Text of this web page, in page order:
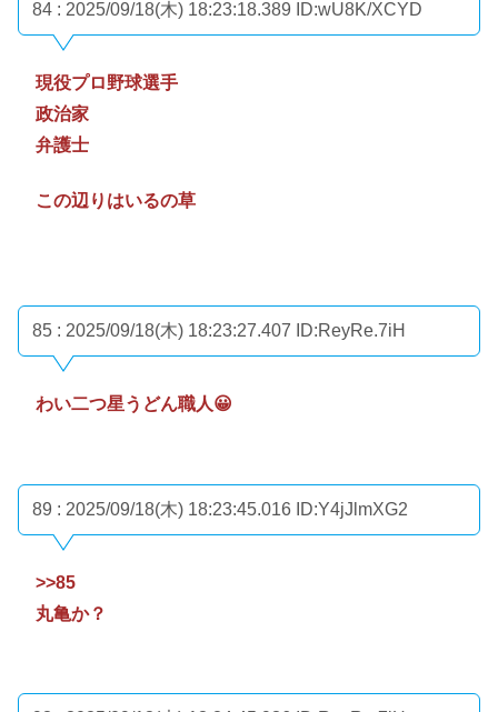
84 : 2025/09/18(木) 18:23:18.389 ID:wU8K/XCYD
現役プロ野球選手
政治家
弁護士
この辺りはいるの草
85 : 2025/09/18(木) 18:23:27.407 ID:ReyRe.7iH
わい二つ星うどん職人😀
89 : 2025/09/18(木) 18:23:45.016 ID:Y4jJlmXG2
>>85
丸亀か？